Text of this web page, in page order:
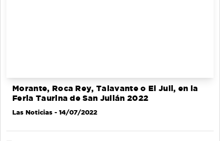
Morante, Roca Rey, Talavante o El Juli, en la
Feria Taurina de San Julián 2022
Las Noticias - 14/07/2022